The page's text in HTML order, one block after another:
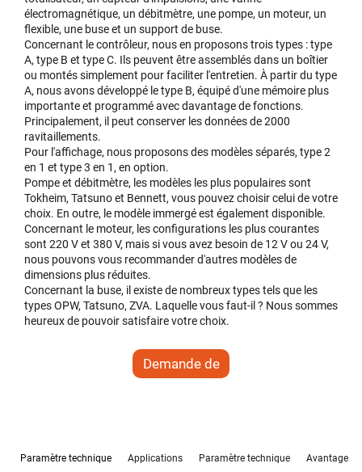
électromagnétique, un débitmètre, une pompe, un moteur, un
flexible, une buse et un support de buse.
Concernant le contrôleur, nous en proposons trois types : type
A, type B et type C. Ils peuvent être assemblés dans un boîtier
ou montés simplement pour faciliter l'entretien. À partir du type
A, nous avons développé le type B, équipé d'une mémoire plus
importante et programmé avec davantage de fonctions.
Principalement, il peut conserver les données de 2000
ravitaillements.
Pour l'affichage, nous proposons des modèles séparés, type 2
en 1 et type 3 en 1, en option.
Pompe et débitmètre, les modèles les plus populaires sont
Tokheim, Tatsuno et Bennett, vous pouvez choisir celui de votre
choix. En outre, le modèle immergé est également disponible.
Concernant le moteur, les configurations les plus courantes
sont 220 V et 380 V, mais si vous avez besoin de 12 V ou 24 V,
nous pouvons vous recommander d'autres modèles de
dimensions plus réduites.
Concernant la buse, il existe de nombreux types tels que les
types OPW, Tatsuno, ZVA. Laquelle vous faut-il ? Nous sommes
heureux de pouvoir satisfaire votre choix.
Demande de
Paramètre technique Applications Paramètre technique Avantage